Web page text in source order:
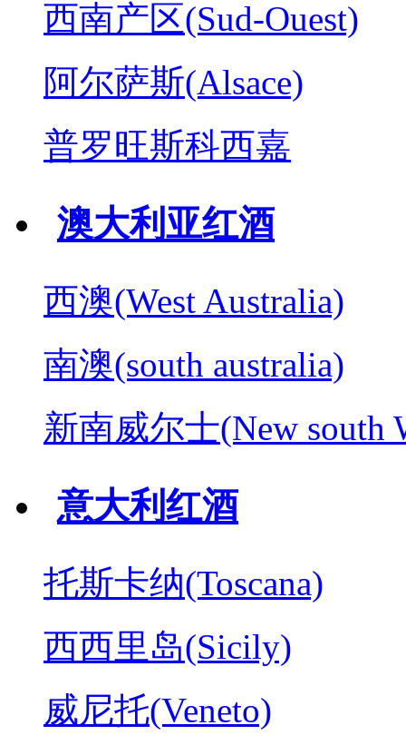
西南产区(Sud-Ouest)
阿尔萨斯(Alsace)
普罗旺斯科西嘉
澳大利亚红酒
西澳(West Australia)
南澳(south australia)
新南威尔士(New south
意大利红酒
托斯卡纳(Toscana)
西西里岛(Sicily)
威尼托(Veneto)